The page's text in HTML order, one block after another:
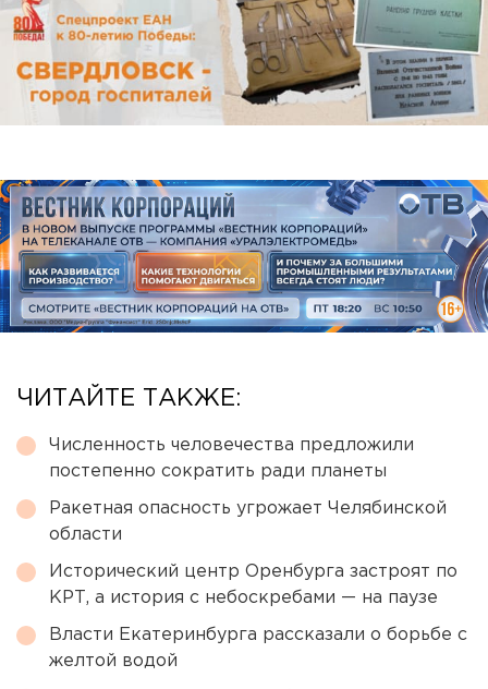
ЧИТАЙТЕ ТАКЖЕ:
Численность человечества предложили
постепенно сократить ради планеты
Ракетная опасность угрожает Челябинской
области
Исторический центр Оренбурга застроят по
КРТ, а история с небоскребами — на паузе
Власти Екатеринбурга рассказали о борьбе с
желтой водой